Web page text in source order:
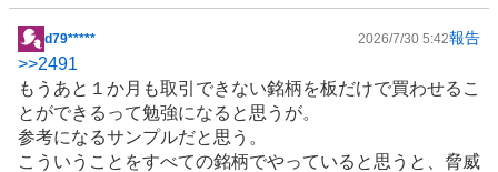
掲
示
板
記
事
d79***** 2026/7/30 5:42報告
>>2491
もうあと１か月も取引できない銘柄を板だけで買わせるこ
とができるって勉強になると思うが。
参考になるサンプルだと思う。
こういうことをすべての銘柄でやっていると思うと、脅威